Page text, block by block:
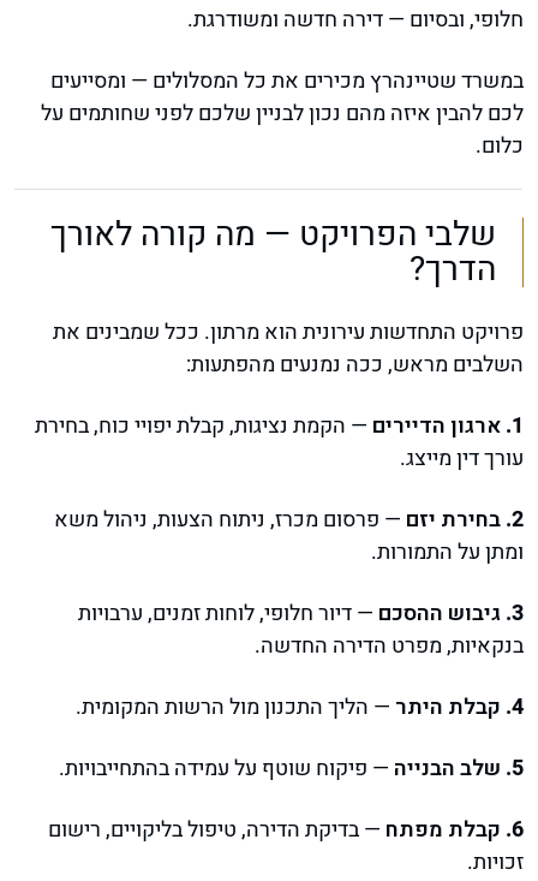
חלופי, ובסיום — דירה חדשה ומשודרגת.
במשרד שטיינהרץ מכירים את כל המסלולים — ומסייעים
לכם להבין איזה מהם נכון לבניין שלכם לפני שחותמים על
כלום.
שלבי הפרויקט — מה קורה לאורך
הדרך?
פרויקט התחדשות עירונית הוא מרתון. ככל שמבינים את
השלבים מראש, ככה נמנעים מהפתעות:
ארגון הדיירים — הקמת נציגות, קבלת יפויי כוח, בחירת
עורך דין מייצג.
בחירת יזם — פרסום מכרז, ניתוח הצעות, ניהול משא
ומתן על התמורות.
גיבוש ההסכם — דיור חלופי, לוחות זמנים, ערבויות
בנקאיות, מפרט הדירה החדשה.
קבלת היתר — הליך התכנון מול הרשות המקומית.
שלב הבנייה — פיקוח שוטף על עמידה בהתחייבויות.
קבלת מפתח — בדיקת הדירה, טיפול בליקויים, רישום
זכויות.